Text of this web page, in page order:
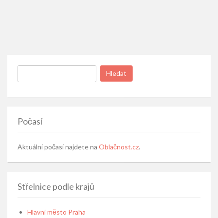
Vyhledávání
Počasí
Aktuální počasí najdete na Oblačnost.cz.
Střelnice podle krajů
Hlavní město Praha